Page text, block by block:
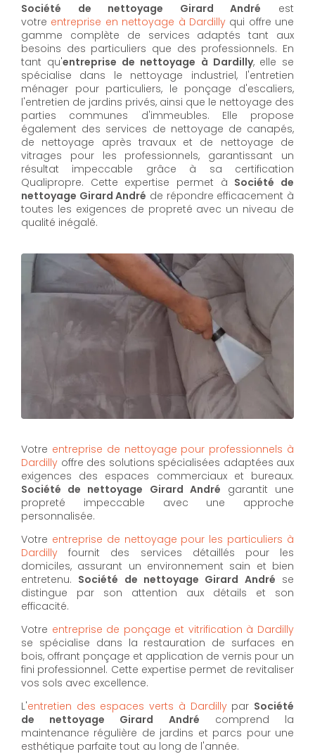
Société de nettoyage Girard André est
votre entreprise en nettoyage à Dardillyqui offre une
gamme complète de services adaptés tant aux
besoins des particuliers que des professionnels. En
tant qu'entreprise de nettoyage à Dardilly, elle se
spécialise dans le nettoyage industriel, l'entretien
ménager pour particuliers, le ponçage d'escaliers,
l'entretien de jardins privés, ainsi que le nettoyage des
parties communes d'immeubles. Elle propose
également des services de nettoyage de canapés,
de nettoyage après travaux et de nettoyage de
vitrages pour les professionnels, garantissant un
résultat impeccable grâce à sa certification
Qualipropre. Cette expertise permet à Société de
nettoyage Girard André de répondre efficacement à
toutes les exigences de propreté avec un niveau de
qualité inégalé.
Votre entreprise de nettoyage pour professionnels à
Dardilly offre des solutions spécialisées adaptées aux
exigences des espaces commerciaux et bureaux.
Société de nettoyage Girard André garantit une
propreté impeccable avec une approche
personnalisée.
Votre entreprise de nettoyage pour les particuliers à
Dardilly fournit des services détaillés pour les
domiciles, assurant un environnement sain et bien
entretenu. Société de nettoyage Girard André se
distingue par son attention aux détails et son
efficacité.
Votre entreprise de ponçage et vitrification à Dardilly
se spécialise dans la restauration de surfaces en
bois, offrant ponçage et application de vernis pour un
fini professionnel. Cette expertise permet de revitaliser
vos sols avec excellence.
L'entretien des espaces verts à Dardillypar Société
de nettoyage Girard André comprend la
maintenance régulière de jardins et parcs pour une
esthétique parfaite tout au long de l'année.